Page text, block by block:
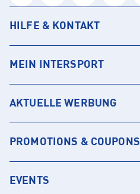
HILFE & KONTAKT
MEIN INTERSPORT
AKTUELLE WERBUNG
PROMOTIONS & COUPONS
EVENTS